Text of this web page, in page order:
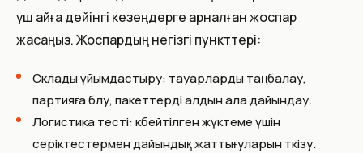
үш айға дейінгі кезеңдерге арналған жоспар
жасаңыз. Жоспардың негізгі пункттері:
Склады ұйымдастыру: тауарларды таңбалау,
партияға бөлу, пакеттерді алдын ала дайындау.
Логистика тесті: көбейтілген жүктеме үшін
серіктестермен дайындық жаттығуларын өткізу.